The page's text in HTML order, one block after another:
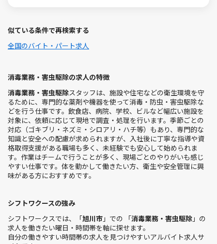
似ている条件で再検索する
全国のバイト・パート求人
消毒業務・害虫駆除の求人の特徴
消毒業務・害虫駆除スタッフは、施設や住宅などの衛生環境を守
るために、専門的な薬剤や機器を使って消毒・防虫・害虫駆除な
どを行う仕事です。飲食店、病院、学校、ビルなど幅広い施設を
対象に、依頼に応じて現地で調査・処理を行います。季節ごとの
対応（ゴキブリ・ネズミ・シロアリ・ハチ等）もあり、専門的な
知識と安全への配慮が求められますが、入社後に丁寧な指導や資
格取得支援がある職場も多く、未経験でも安心して始められま
す。作業はチームで行うことが多く、現場ごとのやりがいも感じ
やすい仕事です。体を動かして働きたい方、衛生や安全管理に興
味がある方におすすめです。
シフトワクースの強み
シフトワークスでは、「旭川市 」での 「消毒業務・害虫駆除 」の
求人を働きたい曜日・時間帯を軸に探せます。
自分の働きやすい時間帯の求人を見つけやすいアルバイト求人サ